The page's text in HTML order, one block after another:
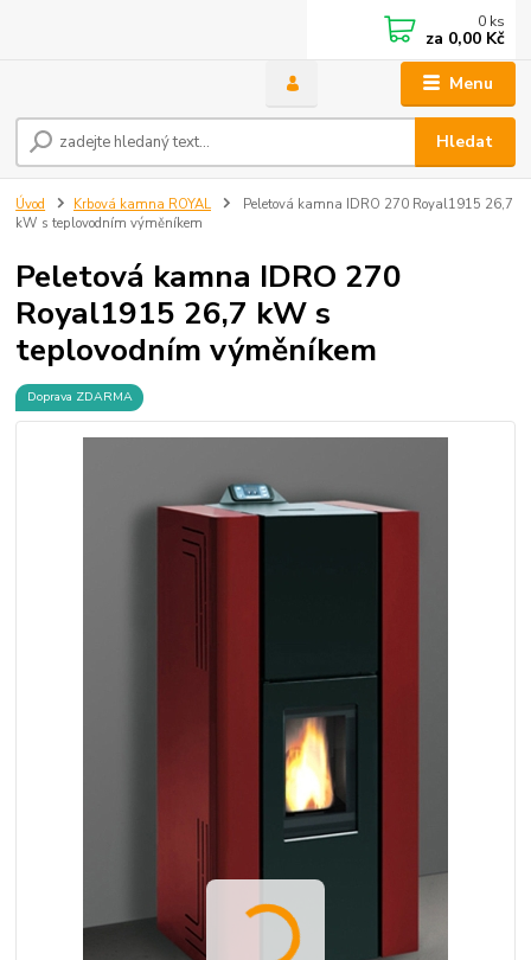
Menu
Hledat
0 ks
za 0,00 Kč
Úvod Krbová kamna ROYAL
Peletová kamna IDRO 270 Royal1915 26,7
kW s teplovodním výměníkem
Peletová kamna IDRO 270
Royal1915 26,7 kW s
teplovodním výměníkem
Doprava ZDARMA